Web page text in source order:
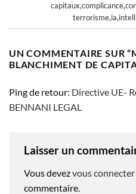
capitaux,complicance,
terrorisme,ia,
UN COMMENTAIRE SUR “
BLANCHIMENT DE
Ping de retour: Directive UE-
BENNANI LEGAL
Laisser un
Vous devezvous connecter
commentaire.